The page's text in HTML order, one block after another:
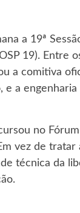
a 19ª
19). Entre
a comitiva
e a
no
vez de tratar
técnica da